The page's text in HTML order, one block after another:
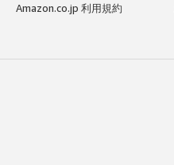
Amazon.co.jp 利用規約